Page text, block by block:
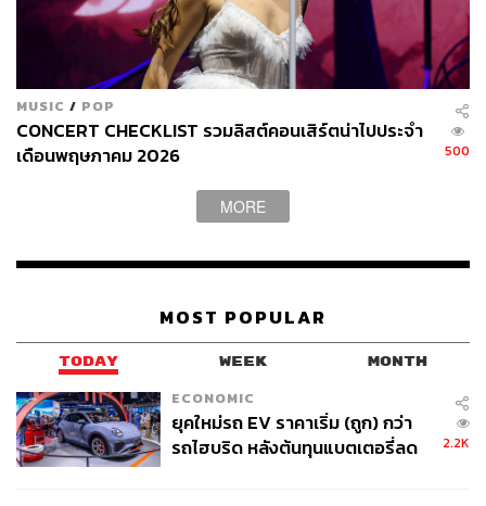
MUSIC / POP
CONCERT CHECKLIST รวมลิสต์คอนเสิร์ตน่าไปประจำ
เดือนพฤษภาคม 2026
500
MORE
MOST POPULAR
TODAY WEEK MONTH
ECONOMIC
ยุคใหม่รถ EV ราคาเริ่ม (ถูก) กว่า
รถไฮบริด หลังต้นทุนแบตเตอรี่ลด
2.2K